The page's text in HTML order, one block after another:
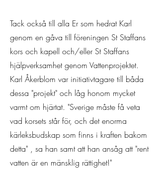
Tack också till alla Er som hedrat Karl
genom en gåva till föreningen St Staffans
kors och kapell och/eller St Staffans
hjälpverksamhet genom Vattenprojektet.
Karl Åkerblom var initiativtagare till båda
dessa "projekt" och låg honom mycket
varmt om hjärtat. "Sverige måste få veta
vad korsets står för, och det enorma
kärleksbudskap som finns i kraften bakom
detta" , sa han samt att han ansåg att "rent
vatten är en mänsklig rättighet!"